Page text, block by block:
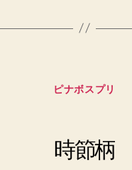
カ
テ
ー
ピナボスプリ
時節柄